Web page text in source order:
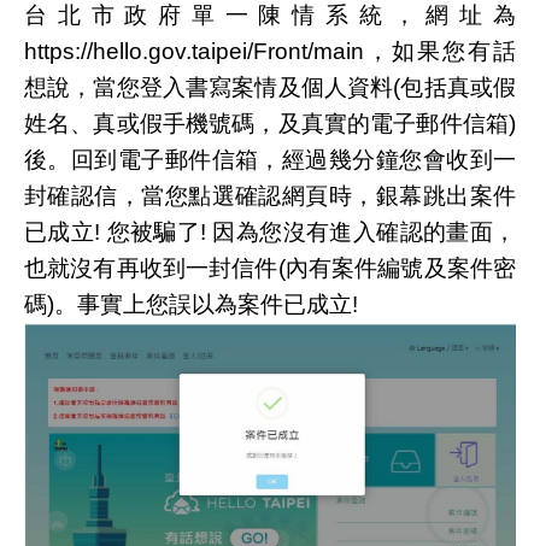
台北市政府單一陳情系統，網址為
https://hello.gov.taipei/Front/main ，如果您有話
想說，當您登入書寫案情及個人資料(包括真或假
姓名、真或假手機號碼，及真實的電子郵件信箱)
後。回到電子郵件信箱，經過幾分鐘您會收到一
封確認信，當您點選確認網頁時，銀幕跳出案件
已成立! 您被騙了! 因為您沒有進入確認的畫面，
也就沒有再收到一封信件(內有案件編號及案件密
碼)。事實上您誤以為案件已成立!